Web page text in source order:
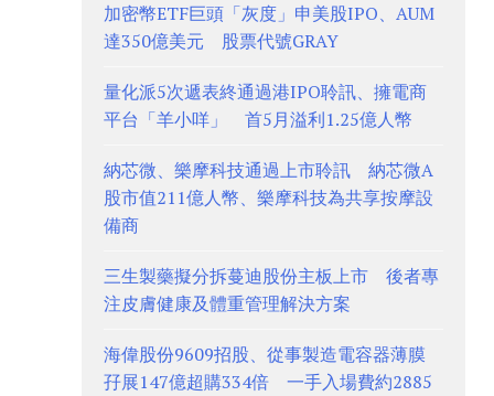
加密幣ETF巨頭「灰度」申美股IPO、AUM
達350億美元 股票代號GRAY
量化派5次遞表終通過港IPO聆訊、擁電商
平台「羊小咩」 首5月溢利1.25億人幣
納芯微、樂摩科技通過上市聆訊 納芯微A
股市值211億人幣、樂摩科技為共享按摩設
備商
三生製藥擬分拆蔓迪股份主板上市 後者專
注皮膚健康及體重管理解決方案
海偉股份9609招股、從事製造電容器薄膜
孖展147億超購334倍 一手入場費約2885